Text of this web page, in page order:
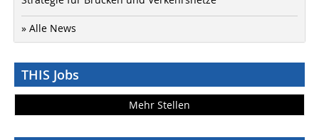
» Alle News
THIS Jobs
Mehr Stellen